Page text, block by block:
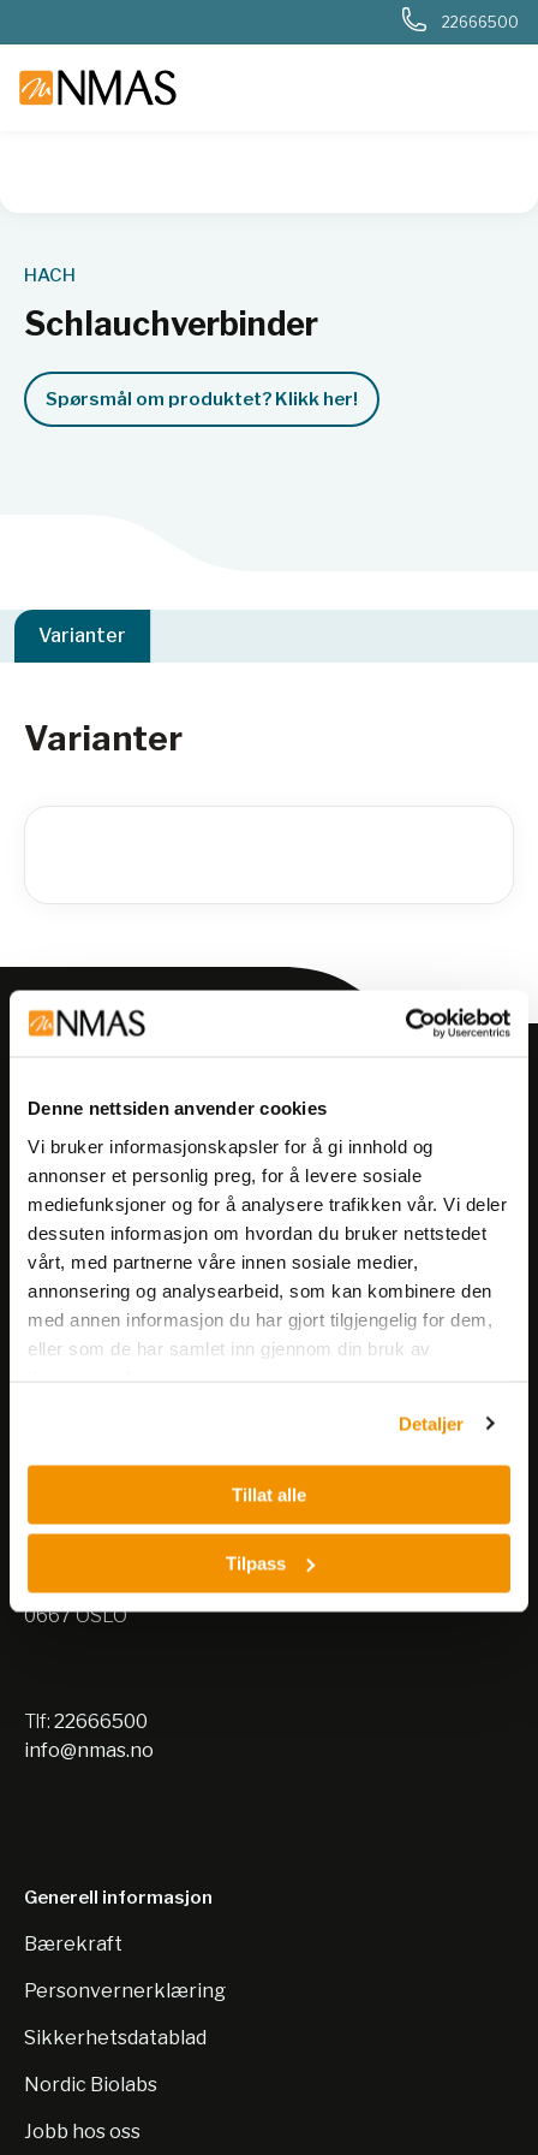
Denne nettsiden anvender cookies
Vi bruker informasjonskapsler for å gi innhold og
annonser et personlig preg, for å levere sosiale
mediefunksjoner og for å analysere trafikken vår. Vi deler
dessuten informasjon om hvordan du bruker nettstedet
vårt, med partnerne våre innen sosiale medier,
annonsering og analysearbeid, som kan kombinere den
med annen informasjon du har gjort tilgjengelig for dem,
eller som de har samlet inn gjennom din bruk av
Detaljer
Tillat alle
Tilpass
22666500
HACH
Schlauchverbinder
Spørsmål om produktet? Klikk her!
Varianter
Varianter
Få informasjon om produkter,
arrangementer og kampanjer.
Meld på nyhetsbrev
Besøksadresse:
0667 OSLO
Nils Hansens vei 10
0667 OSLO
Tlf: 22666500
info@nmas.no
Generell informasjon
Bærekraft
Personvernerklæring
Sikkerhetsdatablad
Nordic Biolabs
Jobb hos oss